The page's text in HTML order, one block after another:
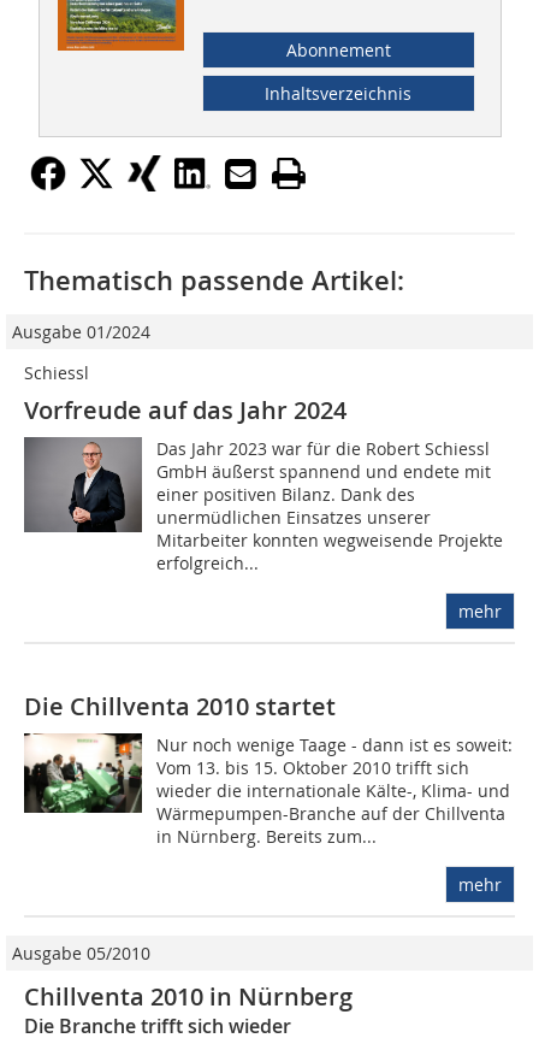
Abonnement
Inhaltsverzeichnis
Thematisch passende Artikel:
Ausgabe 01/2024
Schiessl
Vorfreude auf das Jahr 2024
Das Jahr 2023 war für die Robert Schiessl
GmbH äußerst spannend und endete mit
einer positiven Bilanz. Dank des
unermüdlichen Einsatzes unserer
Mitarbeiter konnten wegweisende Projekte
erfolgreich...
mehr
Die Chillventa 2010 startet
Nur noch wenige Taage - dann ist es soweit:
Vom 13. bis 15. Oktober 2010 trifft sich
wieder die internationale Kälte-, Klima- und
Wärmepumpen-Branche auf der Chillventa
in Nürnberg. Bereits zum...
mehr
Ausgabe 05/2010
Chillventa 2010 in Nürnberg
Die Branche trifft sich wieder